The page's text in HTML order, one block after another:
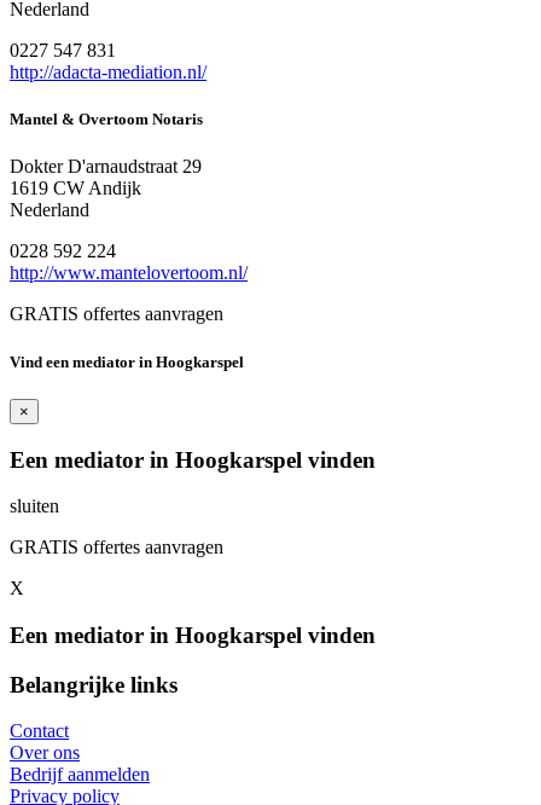
Nederland
0227 547 831
http://adacta-mediation.nl/
Mantel & Overtoom Notaris
Dokter D'arnaudstraat 29
1619 CW Andijk
Nederland
0228 592 224
http://www.mantelovertoom.nl/
GRATIS offertes aanvragen
Vind een mediator in Hoogkarspel
×
Een mediator in Hoogkarspel vinden
sluiten
GRATIS offertes aanvragen
X
Een mediator in Hoogkarspel vinden
Belangrijke links
Contact
Over ons
Bedrijf aanmelden
Privacy policy